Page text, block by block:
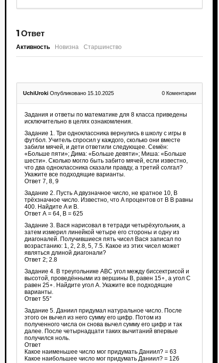
1Ответ
Активность Новизна Старшинство
UchiUroki Опубликовано 15.10.2025 0 Коментарии
Задания и ответы по математике для 8 класса приведены
исключительно в целях ознакомления.
Задание 1. Три одноклассника вернулись в школу с игры в
футбол. Учитель спросил у каждого, сколько они вместе
забили мячей, и дети ответили следующее. Семён:
«Больше пяти»; Дима: «Больше девяти»; Миша: «Больше
шести». Сколько могло быть забито мячей, если известно,
что два одноклассника сказали правду, а третий солгал?
Укажите все подходящие варианты.
Ответ 7, 8, 9
Задание 2. Пусть A двузначное число, не кратное 10, B
трёхзначное число. Известно, что A процентов от B B равны
400. Найдите A и B.
Ответ А = 64, В = 625
Задание 3. Вася нарисовал в тетради четырёхугольник, а
затем измерил линейкой четыре его стороны и одну из
диагоналей. Получившиеся пять чисел Вася записал по
возрастанию: 1, 2, 2.8, 5, 7.5. Какое из этих чисел может
являться длиной диагонали?
Ответ 2; 2.8
Задание 4. В треугольнике ABC угол между биссектрисой и
высотой, проведёнными из вершины B, равен 15∘, а угол C
равен 25∘. Найдите угол A. Укажите все подходящие
варианты.
Ответ 55°
Задание 5. Даниил придумал натуральное число. После
этого он вычел из него сумму его цифр. Потом из
полученного числа он снова вычел сумму его цифр и так
далее. После четырнадцати таких вычитаний впервые
получился ноль.
Ответ
Какое наименьшее число мог придумать Даниил? = 63
Какое наибольшее число мог придумать Даниил? = 126